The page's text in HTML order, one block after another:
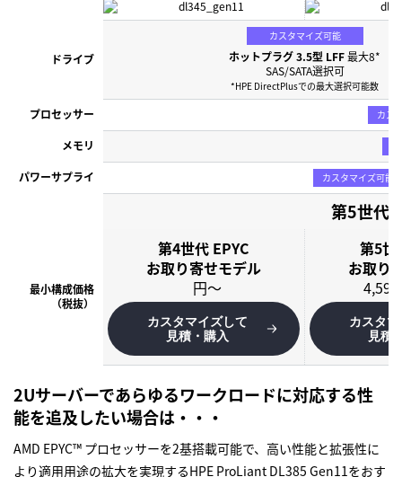
ドライブ
カスタマイズ可能
ホットプラグ 3.5型 LFF最大8*
SAS/SATA選択可
*HPE DirectPlusでの最大選択可能数
プロセッサー カス
メモリ
パワーサプライ カスタマイズ可能
第5世代/
最小構成価格
（税抜）
第4世代 EPYC
お取り寄せモデル
円～
カスタマイズして
見積・購入
第5世
お取り
カスタ
見積
2Uサーバーであらゆるワークロードに対応する性
能を追及したい場合は・・・
AMD EPYC™ プロセッサーを2基搭載可能で、高い性能と拡張性に
より適用用途の拡大を実現するHPE ProLiant DL385 Gen11 をおす